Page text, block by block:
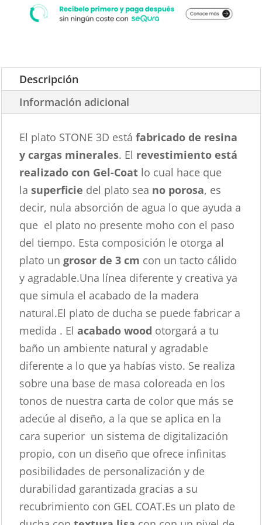
Descripción
Información adicional
El plato STONE 3D estáfabricado de resina
y cargas minerales. El revestimiento está
realizado con Gel-Coat lo cual hace que
lasuperficie del plato sea no porosa, es
decir, nula absorción de agua lo que ayuda a
que el plato no presente moho con el paso
del tiempo. Esta composición le otorga al
plato un grosor de 3 cm con un tacto cálido
y agradable.Una línea diferente y creativa ya
que simula el acabado de la madera
natural.El plato de ducha se puede fabricar a
medida . Elacabado wood otorgará a tu
baño un ambiente natural y agradable
diferente a lo que ya habías visto. Se realiza
sobre una base de masa coloreada en los
tonos de nuestra carta de color que más se
adecúe al diseño, a la que se aplica en la
cara superior un sistema de digitalización
propio, con un diseño que ofrece infinitas
posibilidades de personalización y de
durabilidad garantizada gracias a su
recubrimiento con GEL COAT.Es un plato de